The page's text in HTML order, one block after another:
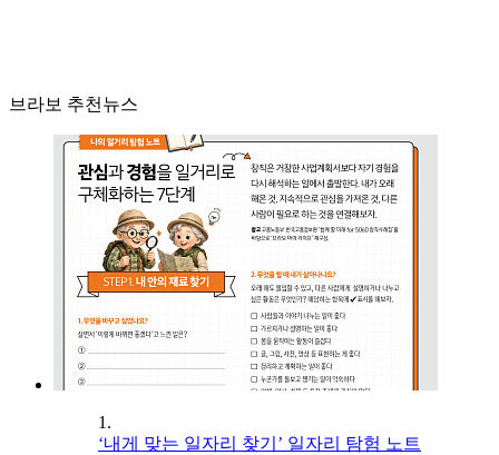
브라보 추천뉴스
1.
‘내게 맞는 일자리 찾기’ 일자리 탐험 노트